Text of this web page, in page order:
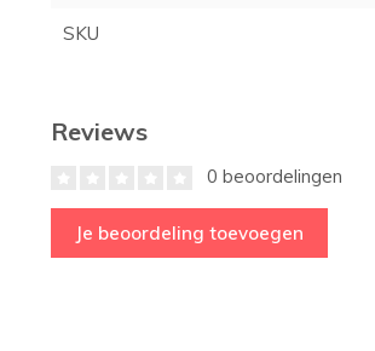
SKU
Reviews
0 beoordelingen
Je beoordeling toevoegen